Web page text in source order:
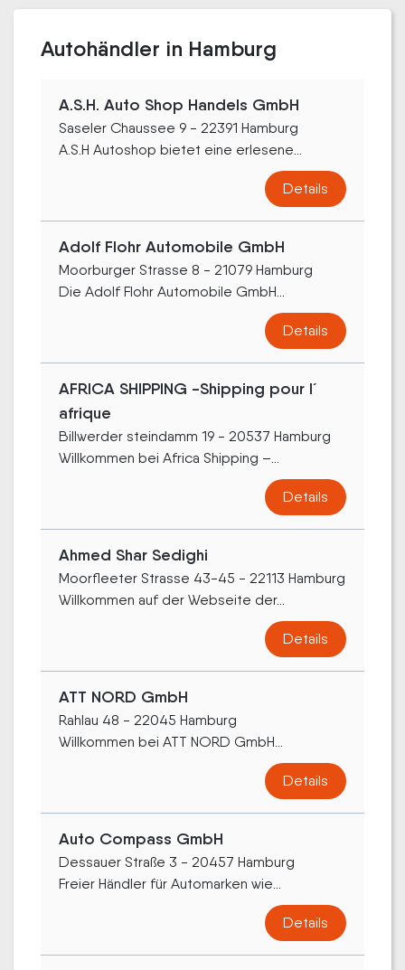
Autohändler in Hamburg
A.S.H. Auto Shop Handels GmbH
Saseler Chaussee 9 - 22391 Hamburg
A.S.H Autoshop bietet eine erlesene...
Details
Adolf Flohr Automobile GmbH
Moorburger Strasse 8 - 21079 Hamburg
Die Adolf Flohr Automobile GmbH...
Details
AFRICA SHIPPING -Shipping pour l´
afrique
Billwerder steindamm 19 - 20537 Hamburg
Willkommen bei Africa Shipping –...
Details
Ahmed Shar Sedighi
Moorfleeter Strasse 43-45 - 22113 Hamburg
Willkommen auf der Webseite der...
Details
ATT NORD GmbH
Rahlau 48 - 22045 Hamburg
Willkommen bei ATT NORD GmbH...
Details
Auto Compass GmbH
Dessauer Straße 3 - 20457 Hamburg
Freier Händler für Automarken wie...
Details